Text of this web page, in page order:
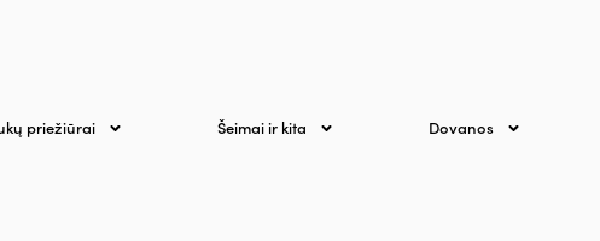
priežiūrai Šeimai ir kita Dovanos